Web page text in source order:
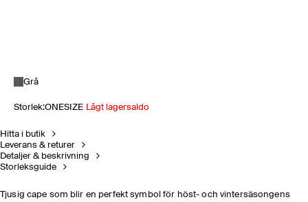
Grå
Storlek:ONESIZE Lågt lagersaldo
Hitta i butik
Leverans & returer
Detaljer & beskrivning
Storleksguide
Tjusig cape som blir en perfekt symbol för höst- och vintersäsongens